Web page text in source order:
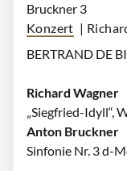
Bruckner 3
Konzert |
BERTRAND DE
Richard Wagner
„Siegfried-Idyll“,
Anton Bruckner
Sinfonie Nr. 3 d-